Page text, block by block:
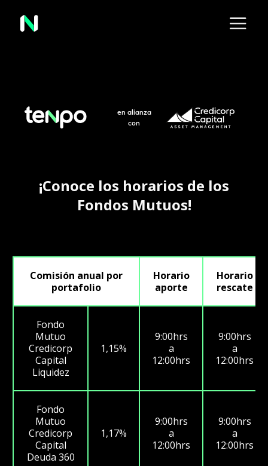
en alianza
con
¡Conoce los horarios de los
Fondos Mutuos!
Comisión anual por
portafolio
Horario
aporte
Horario
rescate
Fondo
Mutuo
Credicorp
Capital
Liquidez
1,15%
9:00hrs
a
12:00hrs
9:00hrs
a
12:00hrs
Fondo
Mutuo
Credicorp
Capital
Deuda 360
1,17%
9:00hrs
a
12:00hrs
9:00hrs
a
12:00hrs